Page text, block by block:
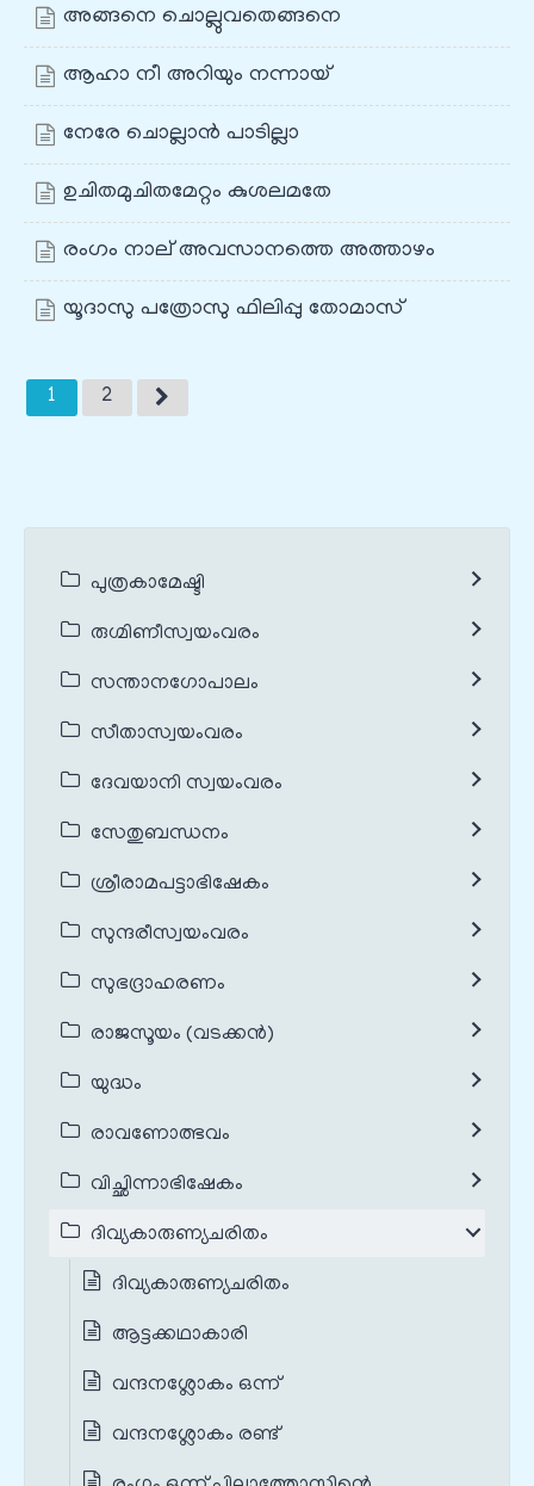
അങ്ങനെ ചൊല്ലുവതെങ്ങനെ
ആഹാ നീ അറിയും നന്നായ്‌
നേരേ ചൊല്ലാൻ പാടില്ലാ
ഉചിതമുചിതമേറ്റം കുശലമതേ
രംഗം നാല് അവസാനത്തെ അത്താഴം
യൂദാസു പത്രോസു ഫിലിപ്പു തോമാസ്‌
1 2
പുത്രകാമേഷ്ടി
രുഗ്മിണീസ്വയംവരം
സന്താനഗോപാലം
സീതാസ്വയംവരം
ദേവയാനി സ്വയംവരം
സേതുബന്ധനം
ശ്രീരാമപട്ടാഭിഷേകം
സുന്ദരീസ്വയംവരം
സുഭദ്രാഹരണം
രാജസൂയം (വടക്കൻ)
യുദ്ധം
രാവണോത്ഭവം
വിച്ഛിന്നാഭിഷേകം
ദിവ്യകാരുണ്യചരിതം
ദിവ്യകാരുണ്യചരിതം
ആട്ടക്കഥാകാരി
വന്ദനശ്ലോകം ഒന്ന്
വന്ദനശ്ലോകം രണ്ട്